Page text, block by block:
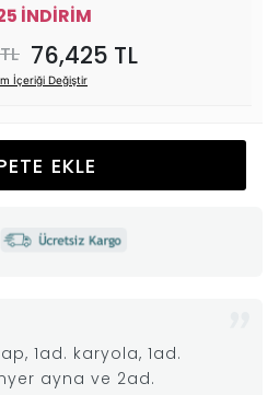
İNDİRİM
76,425 TL
İçeriği Değiştir
EKLE
1ad. karyola, 1ad.
ayna ve 2ad.